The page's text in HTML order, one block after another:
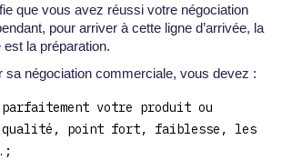
que vous avez réussi votre négociation
pour arriver à cette ligne d’arrivée, la
la préparation.
sa négociation commerciale, vous devez :
votre produit ou
point fort, faiblesse, les
;